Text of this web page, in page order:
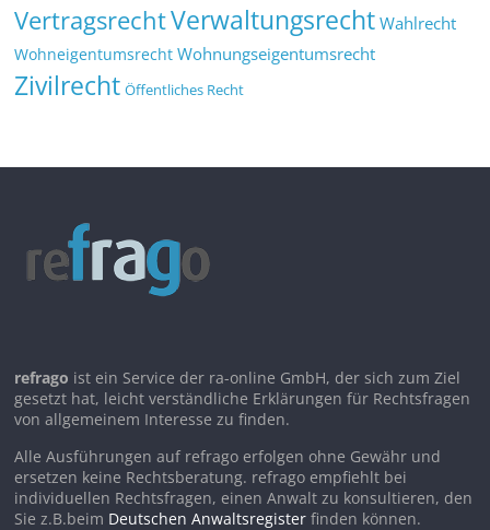
VertragsrechtVerwaltungsrecht Wahlrecht
Wohneigentumsrecht Wohnungseigentumsrecht
Zivilrecht Öffentliches Recht
refrago ist ein Service der ra-online GmbH, der sich zum Ziel
gesetzt hat, leicht verständliche Erklärungen für Rechtsfragen
von allgemeinem Interesse zu finden.
Alle Ausführungen auf refrago erfolgen ohne Gewähr und
ersetzen keine Rechtsberatung. refrago empfiehlt bei
individuellen Rechtsfragen, einen Anwalt zu konsultieren, den
Sie z.B.beim Deutschen Anwaltsregister finden können.